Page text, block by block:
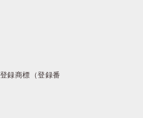
録商標（登録番